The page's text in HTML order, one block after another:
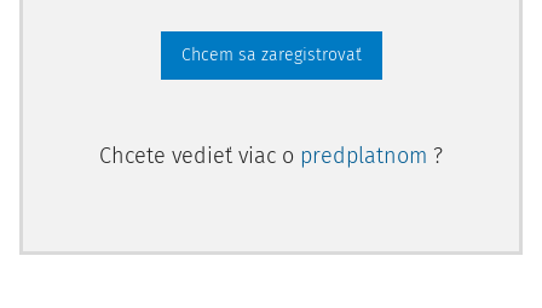
Chcem sa zaregistrovať
Chcete vedieť viac o predplatnom ?